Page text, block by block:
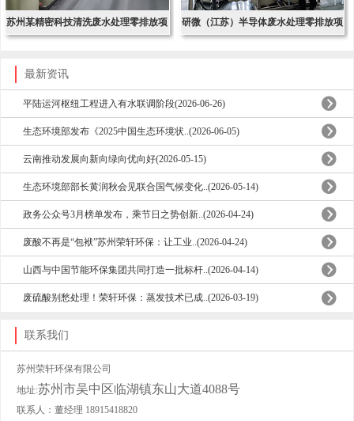
苏州某精密科技清洗废水处理零排放项 研微（江苏）半导体废水处理零排放项
最新资讯
平陆运河枢纽工程进入有水联调阶段(2026-06-26)
生态环境部发布《2025中国生态环境状..(2026-06-05)
云南推动发展向新向绿向优向好(2026-05-15)
生态环境部部长黄润秋会见联合国气候变化..(2026-05-14)
政务公众号3月榜单发布，乘节日之势创新..(2026-04-24)
废酸不再是“包袱”苏州荣轩环保：让工业..(2026-04-24)
山西与中国节能环保集团共同打造一批标杆..(2026-04-14)
废硫酸别愁处理！荣轩环保：蒸发技术已成..(2026-03-19)
联系我们
苏州荣轩环保有限公司
地址:苏州市吴中区临湖镇东山大道4088号
联系人：董经理 18915418820